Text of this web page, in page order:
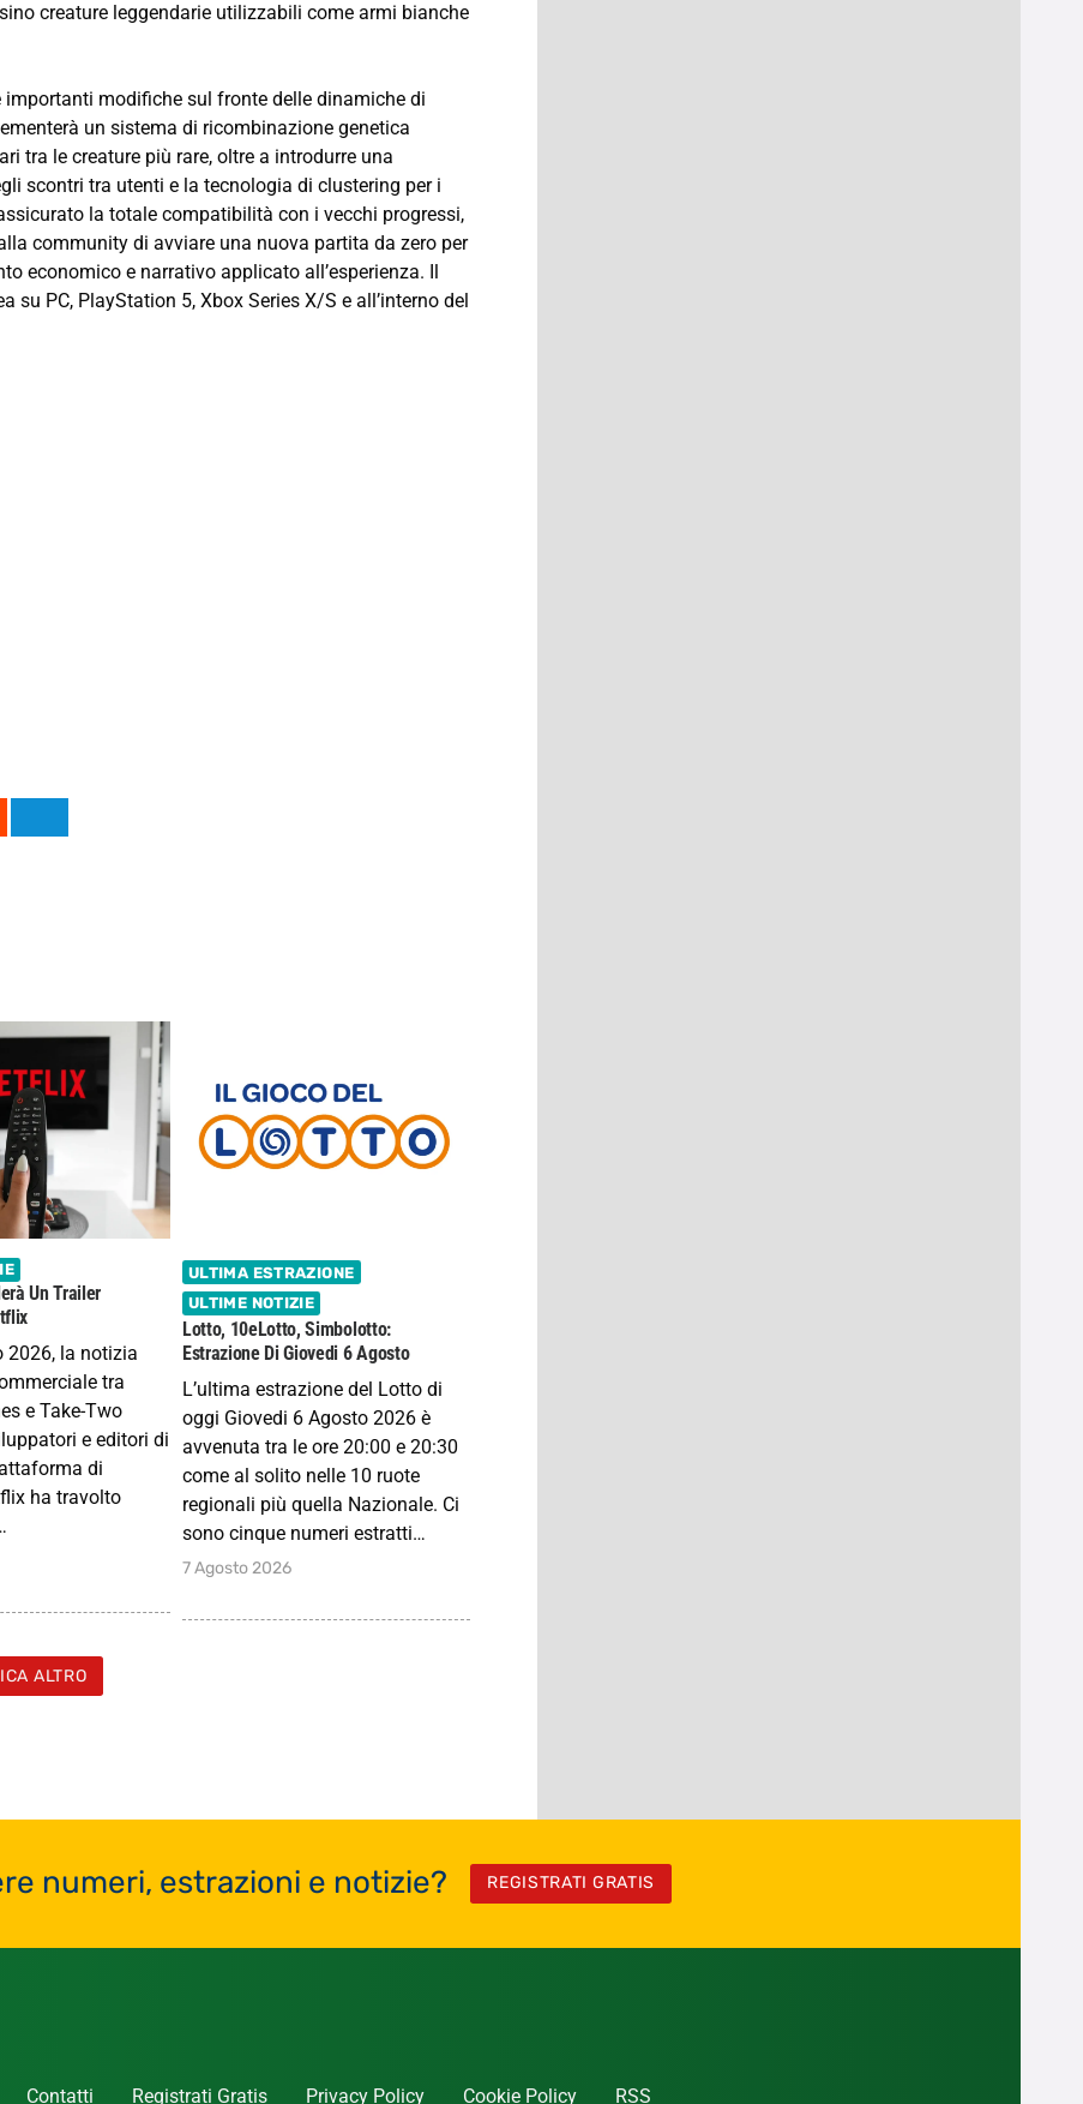
creature leggendarie utilizzabili come armi bianche
importanti modifiche sul fronte delle dinamiche di
un sistema di ricombinazione genetica
tra le creature più rare, oltre a introdurre una
scontri tra utenti e la tecnologia di clustering per i
la totale compatibilità con i vecchi progressi,
community di avviare una nuova partita da zero per
economico e narrativo applicato all’esperienza. Il
PC, PlayStation 5, Xbox Series X/S e all’interno del
Un Trailer
2026, la notizia
tra
e Take-Two
e editori di
di
ha travolto
ULTIMA ESTRAZIONE
ULTIME NOTIZIE
Lotto, 10eLotto, Simbolotto:
Estrazione Di Giovedi 6 Agosto
L’ultima estrazione del Lotto di
oggi Giovedi 6 Agosto 2026 è
avvenuta tra le ore 20:00 e 20:30
come al solito nelle 10 ruote
regionali più quella Nazionale. Ci
sono cinque numeri estratti…
7 Agosto 2026
ALTRO
numeri, estrazioni e notizie? REGISTRATI GRATIS
Contatti Registrati Gratis Privacy Policy Cookie Policy RSS